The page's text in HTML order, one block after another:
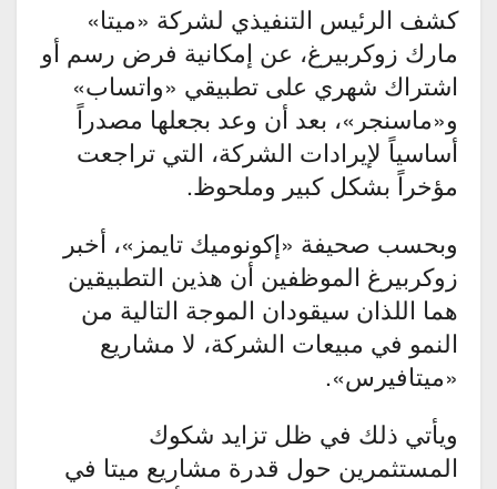
كشف الرئيس التنفيذي لشركة «ميتا»
مارك زوكربيرغ، عن إمكانية فرض رسم أو
اشتراك شهري على تطبيقي «واتساب»
و«ماسنجر»، بعد أن وعد بجعلها مصدراً
أساسياً لإيرادات الشركة، التي تراجعت
مؤخراً بشكل كبير وملحوظ.
وبحسب صحيفة «إكونوميك تايمز»، أخبر
زوكربيرغ الموظفين أن هذين التطبيقين
هما اللذان سيقودان الموجة التالية من
النمو في مبيعات الشركة، لا مشاريع
«ميتافيرس».
ويأتي ذلك في ظل تزايد شكوك
المستثمرين حول قدرة مشاريع ميتا في